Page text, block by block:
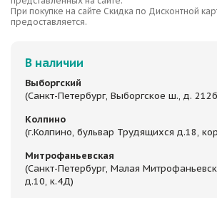
При покупке на сайте Скидка по Дисконтной
предоставляется.
В наличии
Выборгский
(Санкт-Петербург, Выборгское ш., д.
Колпино
(г.Колпино, бульвар Трудящихся д.18,
Митрофаньевская
(Санкт-Петербург, Малая
д.10, к.4Д)